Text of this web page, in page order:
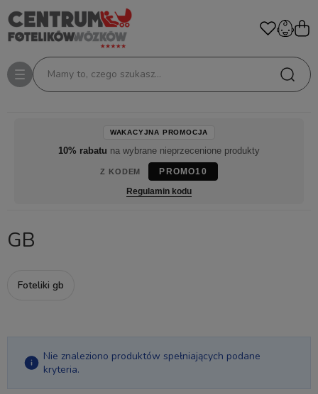
Mamy to, czego szukasz...
WAKACYJNA PROMOCJA
10% rabatu na wybrane nieprzecenione produkty
Z KODEM
PROMO10
Regulamin kodu
GB
Foteliki gb
Nie znaleziono produktów spełniających podane
kryteria.